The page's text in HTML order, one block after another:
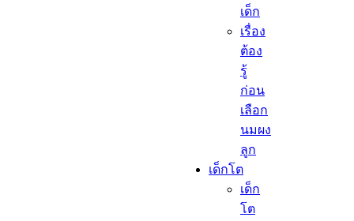
เด็ก
เรื่อง
ต้อง
รู้
ก่อน
เลือก
นมผง
ลูก​
เด็กโต​
เด็ก
โต​